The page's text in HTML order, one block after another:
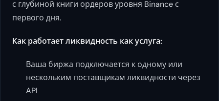
с глубиной книги ордеров уровня Binance с
первого дня.
Как работает ликвидность как услуга:
Ваша биржа подключается к одному или
нескольким поставщикам ликвидности через
API